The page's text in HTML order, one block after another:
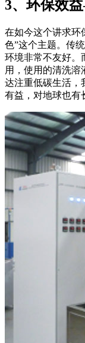
3、环保效
在如今这个讲求环
色”这个主题。传
环境非常不友好。
用，使用的清洗溶
达注重低碳生活，
有益，对地球也有